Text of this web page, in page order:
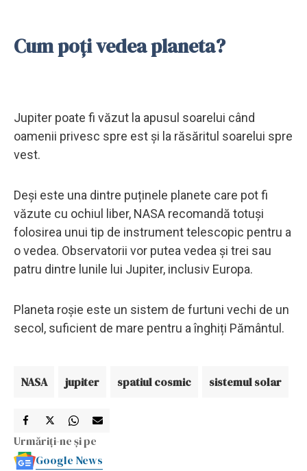
Cum poți vedea planeta?
Jupiter poate fi văzut la apusul soarelui când
oamenii privesc spre est și la răsăritul soarelui spre
vest.
Deși este una dintre puținele planete care pot fi
văzute cu ochiul liber, NASA recomandă totuși
folosirea unui tip de instrument telescopic pentru a
o vedea. Observatorii vor putea vedea și trei sau
patru dintre lunile lui Jupiter, inclusiv Europa.
Planeta roșie este un sistem de furtuni vechi de un
secol, suficient de mare pentru a înghiți Pământul.
NASA jupiter spatiul cosmic sistemul solar
Urmăriți-ne și pe
Google News